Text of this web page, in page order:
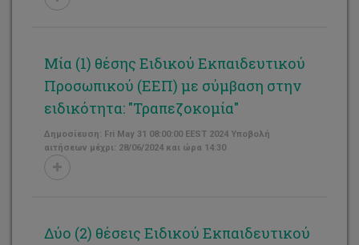
Μία (1) θέσης Ειδικού Εκπαιδευτικού
Προσωπικού (ΕΕΠ) με σύμβαση στην
ειδικότητα: "Τραπεζοκομία"
Δημοσίευση: Fri May 31 08:00:00 EEST 2024 Υποβολή
αιτήσεων μέχρι: 28/06/2024 και ώρα 14:30
Δύο (2) θέσεις Ειδικού Εκπαιδευτικού